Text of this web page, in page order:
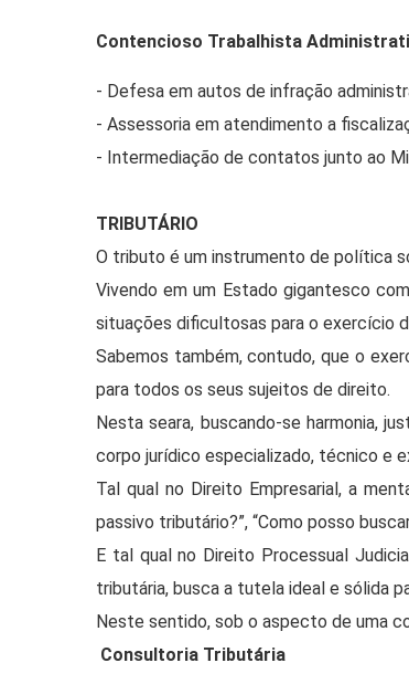
Contencioso Trabalhista
- Defesa em autos de infração
- Assessoria em atendimento a
- Intermediação de contatos junto ao
TRIBUTÁRIO
O tributo é um instrumento de política
Vivendo em um Estado gigantesco
situações dificultosas para o exercício
Sabemos também, contudo, que o
para todos os seus sujeitos de direito.
Nesta seara, buscando-se harmonia,
corpo jurídico especializado, técnico e
Tal qual no Direito Empresarial, a
passivo tributário?”, “Como posso
E tal qual no Direito Processual
tributária, busca a tutela ideal e sólida
Neste sentido, sob o aspecto de uma
Consultoria Tributária